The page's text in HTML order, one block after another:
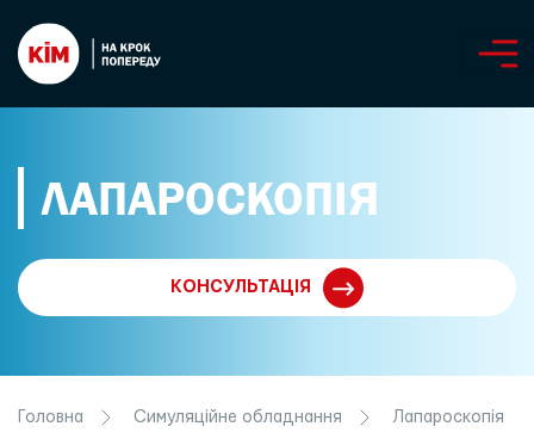
ЛАПАРОСКОПІЯ
КОНСУЛЬТАЦІЯ
Головна Симуляційне обладнання Лапароскопія